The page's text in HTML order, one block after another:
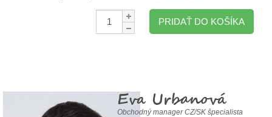
Množstvo:
PRIDAŤ DO KOŠÍKA
Eva Urbanová
Obchodný manager CZ/SK špecialista